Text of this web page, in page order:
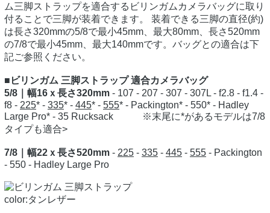
ム三脚ストラップを適合するビリンガムカメラバッグに取り
付ることで三脚が装着できます。 装着できる三脚の直径(約)
は長さ320mmの5/8で最小45mm、最大80mm、長さ520mm
の7/8で最小45mm、最大140mmです。バッグとの適合は下
記ご参照ください。
■ビリンガム 三脚ストラップ 適合カメラバッグ
5/8｜幅16ｘ長さ320mm - 107 - 207 - 307 - 307L - f2.8 - f1.4 -
f8 - 225* - 335* - 445* - 555* - Packington* - 550* - Hadley
Large Pro* - 35 Rucksack ※末尾に*があるモデルは7/8
タイプも適合>
7/8｜幅22ｘ長さ520mm - 225 - 335 - 445 - 555 - Packington
- 550 - Hadley Large Pro
color:タンレザー